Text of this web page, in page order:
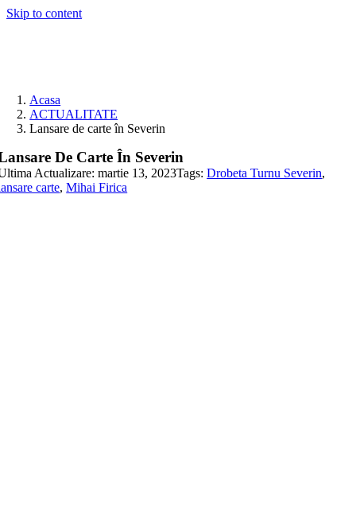
Skip to content
Acasa
ACTUALITATE
Lansare de carte în Severin
De Carte În Severin
Actualizare: martie 13, 2023Tags:Drobeta Turnu Severin,
carte,Mihai Firica